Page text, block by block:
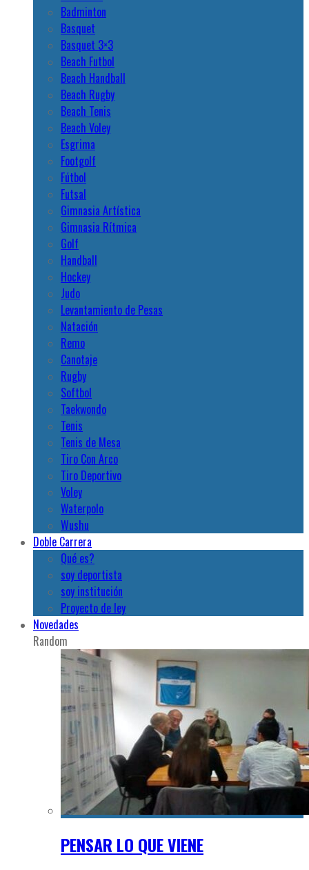
Badminton
Basquet
Basquet 3×3
Beach Futbol
Beach Handball
Beach Rugby
Beach Tenis
Beach Voley
Esgrima
Footgolf
Fútbol
Futsal
Gimnasia Artística
Gimnasia Rítmica
Golf
Handball
Hockey
Judo
Levantamiento de Pesas
Natación
Remo
Canotaje
Rugby
Softbol
Taekwondo
Tenis
Tenis de Mesa
Tiro Con Arco
Tiro Deportivo
Voley
Waterpolo
Wushu
Doble Carrera
Qué es?
soy deportista
soy institución
Proyecto de ley
Novedades
Random
PENSAR LO QUE VIENE